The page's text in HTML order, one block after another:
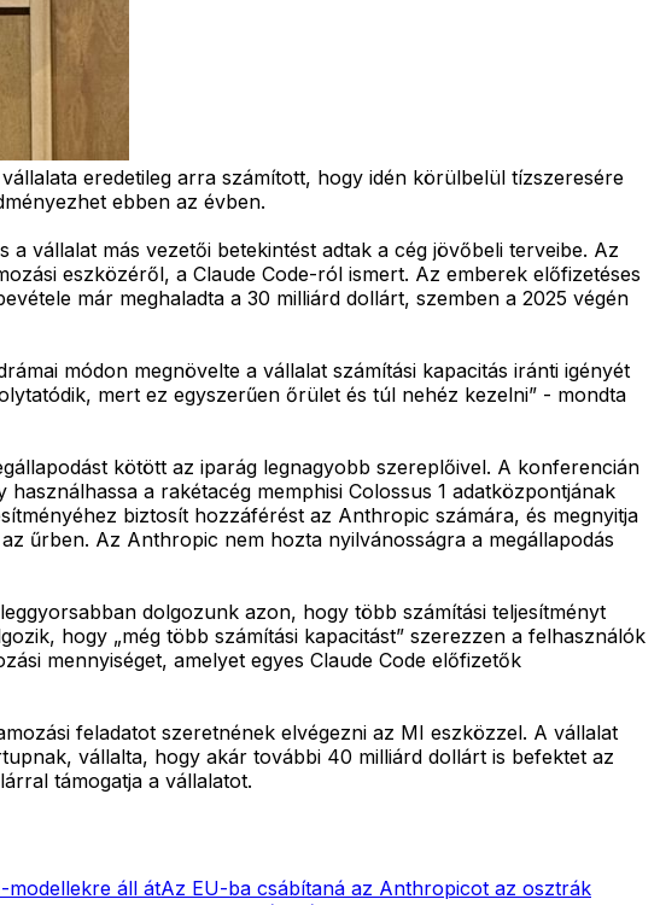
eredetileg arra számított, hogy idén körülbelül tízszeresére
ebben az évben.
vállalat más vezetői betekintést adtak a cég jövőbeli terveibe. Az
eszközéről, a Claude Code-ról ismert. Az emberek előfizetéses
már meghaladta a 30 milliárd dollárt, szemben a 2025 végén
módon megnövelte a vállalat számítási kapacitás iránti igényét
mert ez egyszerűen őrület és túl nehéz kezelni” - mondta
kötött az iparág legnagyobb szereplőivel. A konferencián
a rakétacég memphisi Colossus 1 adatközpontjának
biztosít hozzáférést az Anthropic számára, és megnyitja
űrben. Az Anthropic nem hozta nyilvánosságra a megállapodás
dolgozunk azon, hogy több számítási teljesítményt
hogy „még több számítási kapacitást” szerezzen a felhasználók
mennyiséget, amelyet egyes Claude Code előfizetők
feladatot szeretnének elvégezni az MI eszközzel. A vállalat
vállalta, hogy akár további 40 milliárd dollárt is befektet az
támogatja a vállalatot.
modellekre áll átAz EU-ba csábítaná az Anthropicot az osztrák